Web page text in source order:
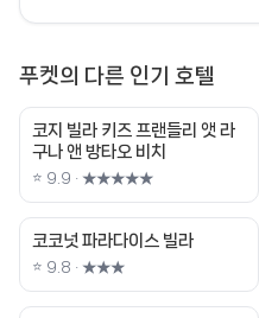
푸켓의 다른 인기 호텔
코지 빌라 키즈 프랜들리 앳 라
구나 앤 방타오 비치
⭐ 9.9 · ★★★★★
코코넛 파라다이스 빌라
⭐ 9.8 · ★★★